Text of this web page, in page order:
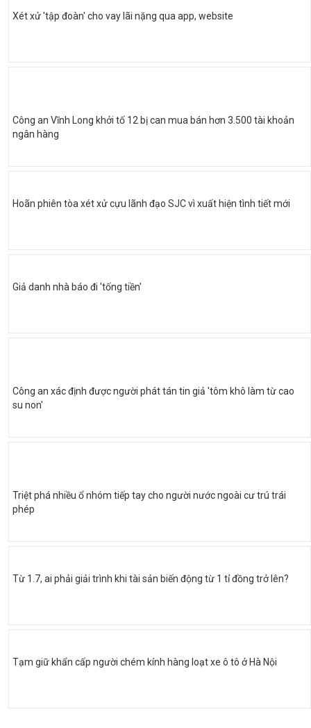
Xét xử 'tập đoàn' cho vay lãi nặng qua app, website
Công an Vĩnh Long khởi tố 12 bị can mua bán hơn 3.500 tài khoản
ngân hàng
Hoãn phiên tòa xét xử cựu lãnh đạo SJC vì xuất hiện tình tiết mới
Giả danh nhà báo đi 'tống tiền'
Công an xác định được người phát tán tin giả 'tôm khô làm từ cao
su non'
Triệt phá nhiều ổ nhóm tiếp tay cho người nước ngoài cư trú trái
phép
Từ 1.7, ai phải giải trình khi tài sản biến động từ 1 tỉ đồng trở lên?
Tạm giữ khẩn cấp người chém kính hàng loạt xe ô tô ở Hà Nội